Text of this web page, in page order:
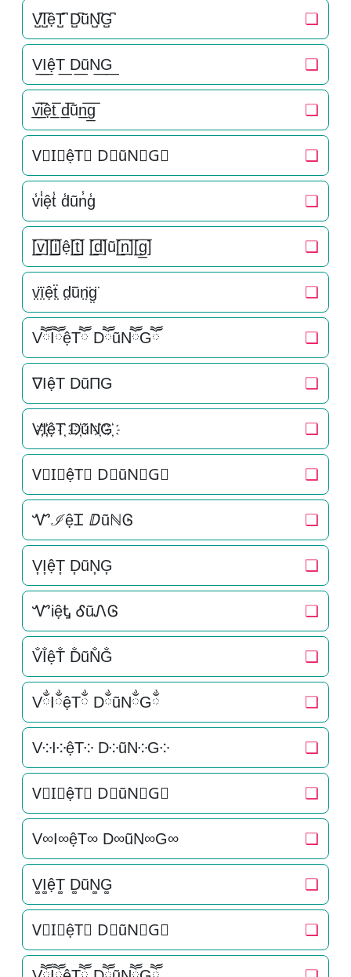
V̺͆I̺͆ệT̺͆ D̺͆ũN̺͆G̺͆ ❏
V͟I͟ệT͟ D͟ũN͟G͟ ❏
v̲̅i̲̅ệt̲̅ d̲̅ũn̲̅g̲̅ ❏
V⃣I⃣ệT⃣ D⃣ũN⃣G⃣ ❏
v̾i̾ệt̾ d̾ũn̾g̾ ❏
[̲̅v̲̅][̲̅i̲̅]ệ[̲̅t̲̅] [̲̅d̲̅]ũ[̲̅n̲̅][̲̅g̲̅] ❏
v̤̈ï̤ệẗ̤ d̤̈ũn̤̈g̤̈ ❏
VཽIཽệTཽ DཽũNཽGཽ ❏
∇IệT DũΠG ❏
V҉I҉ệT҉ D҉ũN҉G҉ ❏
V⃜I⃜ệT⃜ D⃜ũN⃜G⃜ ❏
ᏉℐệᏆ ⅅũℕᎶ ❏
V͎I͎ệT͎ D͎ũN͎G͎ ❏
ᏉiệᎿ ᎴũᏁᎶ ❏
V̐I̐ệT̐ D̐ũN̐G̐ ❏
VྂIྂệTྂ DྂũNྂGྂ ❏
V༶I༶ệT༶ D༶ũN༶G༶ ❏
V⃕I⃕ệT⃕ D⃕ũN⃕G⃕ ❏
V∞I∞ệT∞ D∞ũN∞G∞ ❏
V͚I͚ệT͚ D͚ũN͚G͚ ❏
V⃒I⃒ệT⃒ D⃒ũN⃒G⃒ ❏